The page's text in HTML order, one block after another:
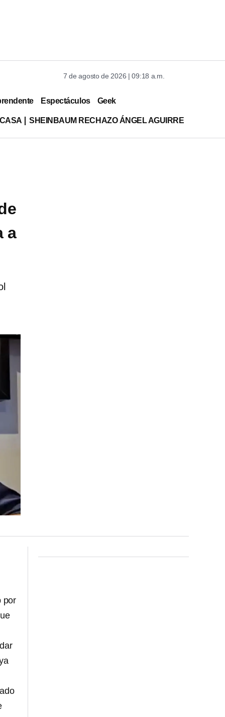
7 de agosto de 2026 | 09:18 a.m.
Espectáculos Geek
SHEINBAUM RECHAZO ÁNGEL AGUIRRE
a
por